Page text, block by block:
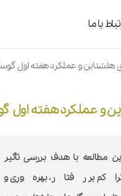
با ما
هلشتاین و عملکرد هفته اول
و عملکرد هفته اول
مطالعه با هدف بررسی تأثیر
بر رفتار، بهره‌وری و